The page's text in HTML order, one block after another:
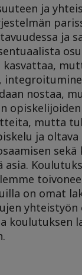
ja
ja
nostaa,
mutta
ja
asia.
on omat
koulutuksen